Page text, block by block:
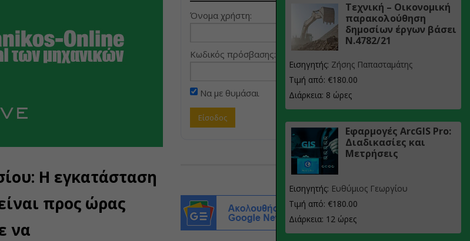
Η εγκατάσταση
προς ώρας
να
Όνομα χρήστη:
Κωδικός πρόσβασης:
Να με θυμάσαι
Τεχνική – Οικονομική
παρακολούθηση
δημοσίων έργων βάσει
Ν.4782/21
Εισηγητής: Ζήσης Παπασταμάτης
Τιμή από: €180.00
Διάρκεια: 8 ώρες
Εφαρμογές ArcGIS Pro:
Διαδικασίες και
Μετρήσεις
Εισηγητής: Ευθύμιος Γεωργίου
Τιμή από: €180.00
Διάρκεια: 12 ώρες